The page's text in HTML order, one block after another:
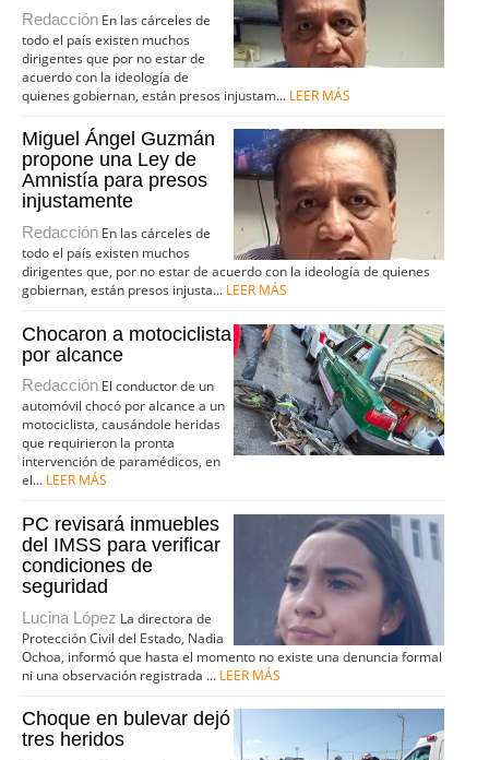
Redacción En las cárceles de
todo el país existen muchos
dirigentes que por no estar de
acuerdo con la ideología de
quienes gobiernan, están presos injustam... LEER MÁS
Miguel Ángel Guzmán
propone una Ley de
Amnistía para presos
injustamente
Redacción En las cárceles de
todo el país existen muchos
dirigentes que, por no estar de acuerdo con la ideología de quienes
gobiernan, están presos injusta... LEER MÁS
Chocaron a motociclista
por alcance
Redacción El conductor de un
automóvil chocó por alcance a un
motociclista, causándole heridas
que requirieron la pronta
intervención de paramédicos, en
el... LEER MÁS
PC revisará inmuebles
del IMSS para verificar
condiciones de
seguridad
Lucina López La directora de
Protección Civil del Estado, Nadia
Ochoa, informó que hasta el momento no existe una denuncia formal
ni una observación registrada ... LEER MÁS
Choque en bulevar dejó
tres heridos